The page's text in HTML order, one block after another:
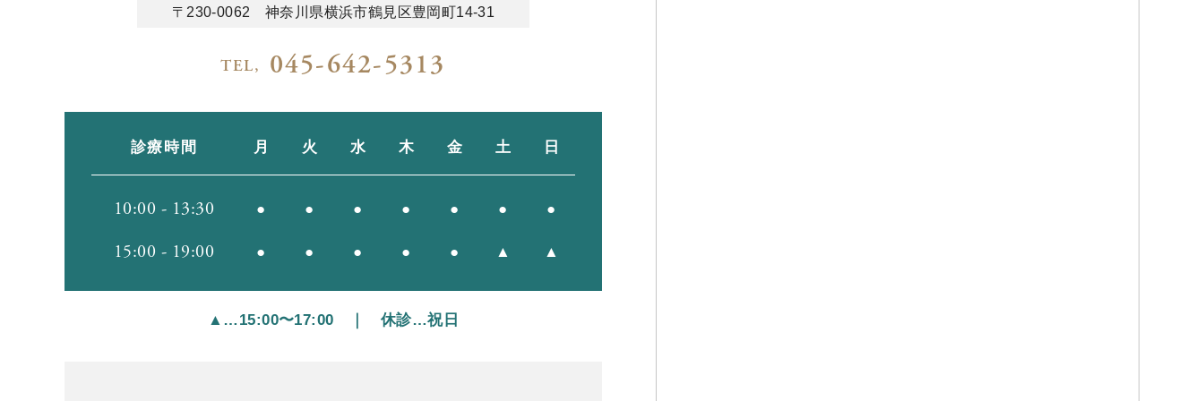
〒230-0062 神奈川県横浜市鶴見区豊岡町14-31
TEL, 045-642-5313
診療時間 月 火 水 木 金 土 日
10:00 - 13:30 ● ● ● ● ● ● ●
15:00 - 19:00 ● ● ● ● ● ▲ ▲
▲…15:00〜17:00 ｜ 休診…祝日